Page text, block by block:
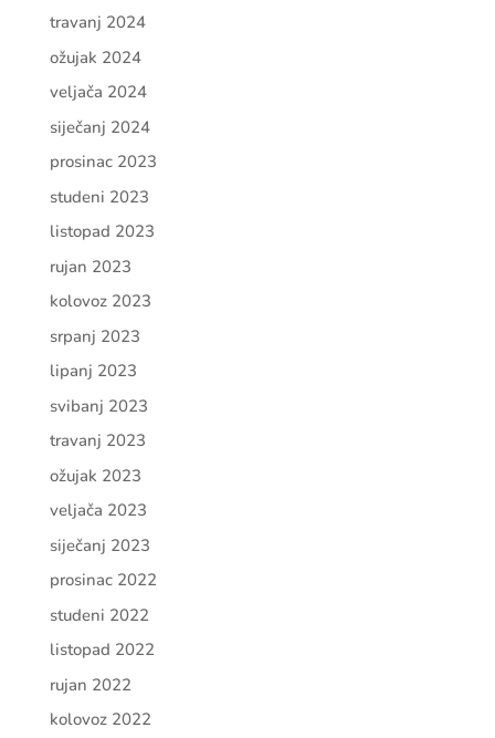
travanj 2024
ožujak 2024
veljača 2024
siječanj 2024
prosinac 2023
studeni 2023
listopad 2023
rujan 2023
kolovoz 2023
srpanj 2023
lipanj 2023
svibanj 2023
travanj 2023
ožujak 2023
veljača 2023
siječanj 2023
prosinac 2022
studeni 2022
listopad 2022
rujan 2022
kolovoz 2022